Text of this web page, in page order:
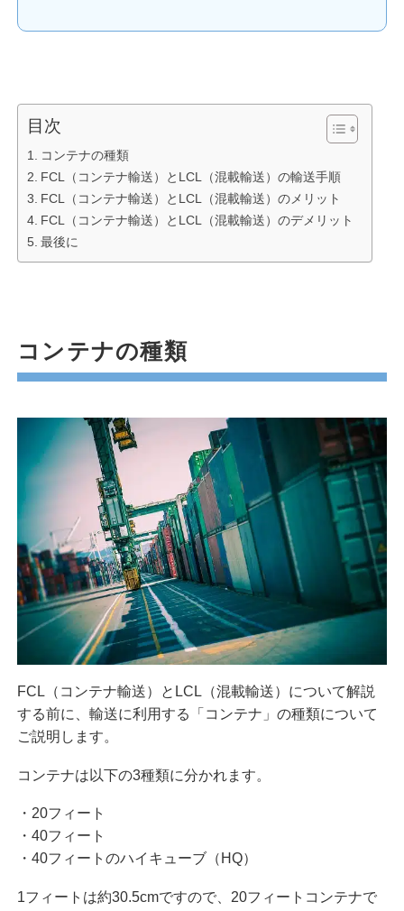
目次
コンテナの種類
FCL（コンテナ輸送）とLCL（混載輸送）の輸送手順
FCL（コンテナ輸送）とLCL（混載輸送）のメリット
FCL（コンテナ輸送）とLCL（混載輸送）のデメリット
最後に
コンテナの種類
FCL（コンテナ輸送）とLCL（混載輸送）について解説
する前に、輸送に利用する「コンテナ」の種類について
ご説明します。
コンテナは以下の3種類に分かれます。
・20フィート
・40フィート
・40フィートのハイキューブ（HQ）
1フィートは約30.5cmですので、20フィートコンテナで